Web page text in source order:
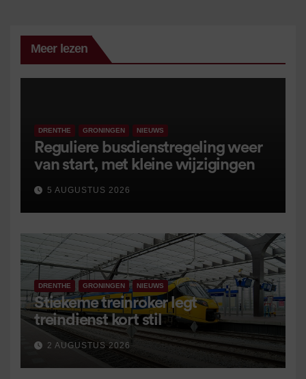
Meer lezen
DRENTHE GRONINGEN NIEUWS
Reguliere busdienstregeling weer
van start, met kleine wijzigingen
5 AUGUSTUS 2026
DRENTHE GRONINGEN NIEUWS
Stiekeme treinroker legt
treindienst kort stil
2 AUGUSTUS 2026